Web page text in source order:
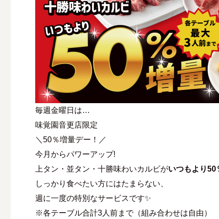
毎週金曜日は…
味覚園音更店限定
＼50％増量デー！／
今月からパワーアップ!
上タン・並タン・十勝味わいカルビがいつもより50
しっかり食べたい方にはたまらない、
週に一度の特別なサービスです✨
※各テーブル合計3人前まで（組み合わせは自由）